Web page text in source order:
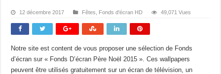
12 décembre 2017 Fêtes Fonds d'écran HD 49,071 Vues
Notre site est content de vous proposer une sélection de Fonds
d’écran sur « Fonds D’écran Père Noël 2015 ». Ces wallpapers
peuvent être utilisés gratuitement sur un écran de télévision, un